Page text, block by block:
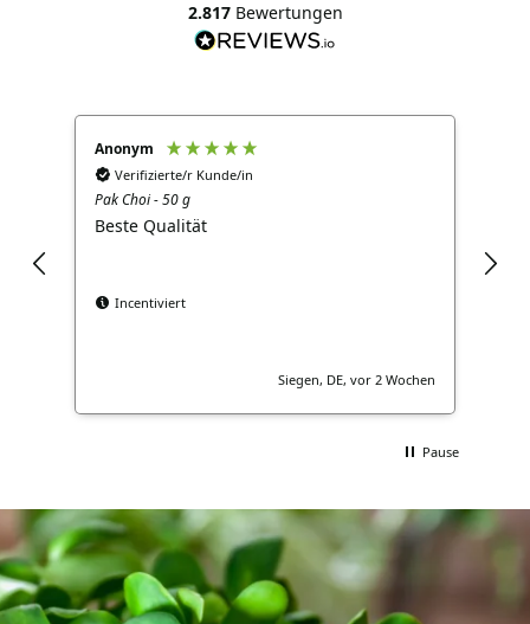
2.817 Bewertungen
Anonym
Verifizierte/r Kunde/in
Pak Choi - 50 g
Beste Qualität
Incentiviert
Siegen, DE, vor 2 Wochen
Pause